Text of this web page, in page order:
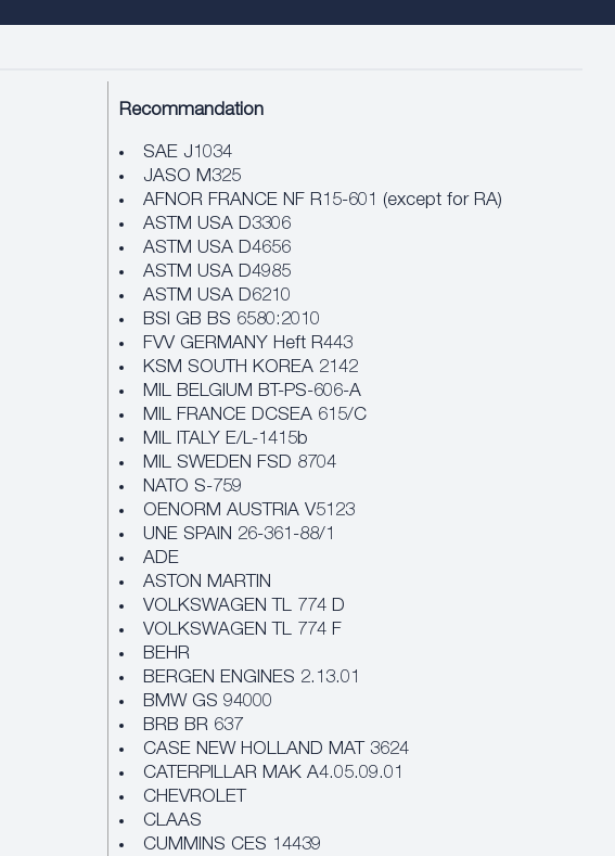
Recommandation
SAE J1034
JASO M325
AFNOR FRANCE NF R15-601 (except for RA)
ASTM USA D3306
ASTM USA D4656
ASTM USA D4985
ASTM USA D6210
BSI GB BS 6580:2010
FVV GERMANY Heft R443
KSM SOUTH KOREA 2142
MIL BELGIUM BT-PS-606-A
MIL FRANCE DCSEA 615/C
MIL ITALY E/L-1415b
MIL SWEDEN FSD 8704
NATO S-759
OENORM AUSTRIA V5123
UNE SPAIN 26-361-88/1
ADE
ASTON MARTIN
VOLKSWAGEN TL 774 D
VOLKSWAGEN TL 774 F
BEHR
BERGEN ENGINES 2.13.01
BMW GS 94000
BRB BR 637
CASE NEW HOLLAND MAT 3624
CATERPILLAR MAK A4.05.09.01
CHEVROLET
CLAAS
CUMMINS CES 14439